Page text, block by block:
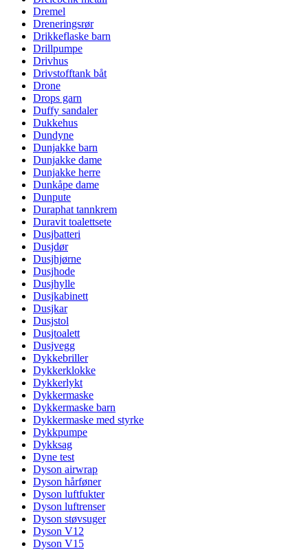
Dremel
Dreneringsrør
Drikkeflaske barn
Drillpumpe
Drivhus
Drivstofftank båt
Drone
Drops garn
Duffy sandaler
Dukkehus
Dundyne
Dunjakke barn
Dunjakke dame
Dunjakke herre
Dunkåpe dame
Dunpute
Duraphat tannkrem
Duravit toalettsete
Dusjbatteri
Dusjdør
Dusjhjørne
Dusjhode
Dusjhylle
Dusjkabinett
Dusjkar
Dusjstol
Dusjtoalett
Dusjvegg
Dykkebriller
Dykkerklokke
Dykkerlykt
Dykkermaske
Dykkermaske barn
Dykkermaske med styrke
Dykkpumpe
Dykksag
Dyne test
Dyson airwrap
Dyson hårføner
Dyson luftfukter
Dyson luftrenser
Dyson støvsuger
Dyson V12
Dyson V15